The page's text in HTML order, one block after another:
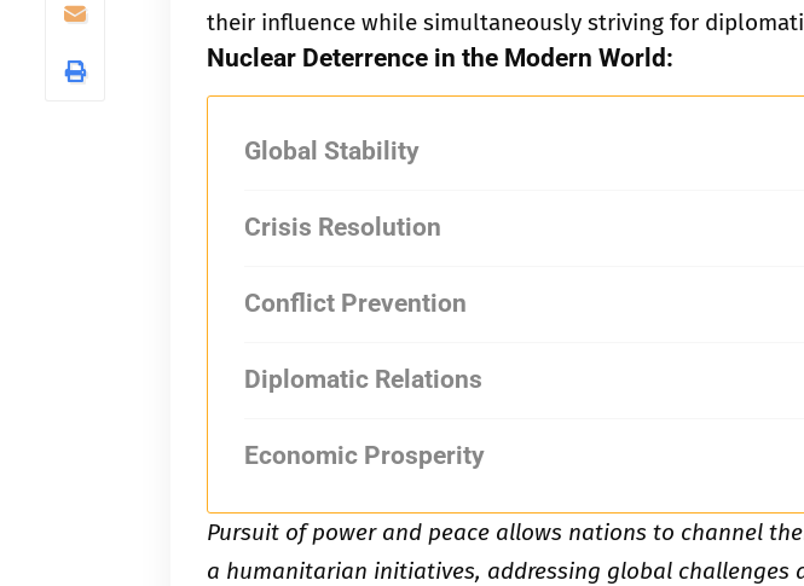
their influence while simultaneously striving for
Nuclear Deterrence in the Modern World:
Global Stability
Crisis Resolution
Conflict Prevention
Diplomatic Relations
Economic Prosperity
Pursuit of power and peace allows nations to channel
a humanitarian initiatives, addressing global challenges